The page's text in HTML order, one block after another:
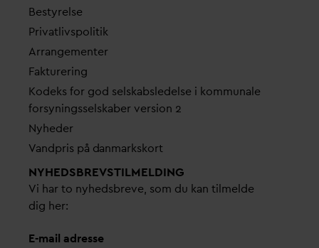
Bestyrelse
Privatlivspolitik
Arrangementer
Fakturering
Kodeks for god selskabsledelse i kommunale
forsyningsselskaber version 2
Nyheder
Vandpris på danmarkskort
NYHEDSBREVS­TILMELDING
Vi har to nyhedsbreve, som du kan tilmelde
dig her:
E-mail adresse